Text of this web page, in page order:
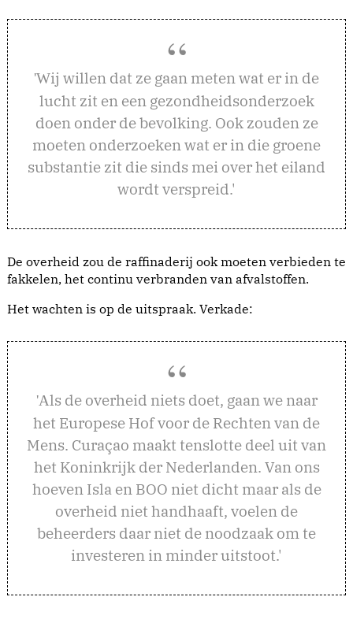
'Wij willen dat ze gaan meten wat er in de
lucht zit en een gezondheidsonderzoek
doen onder de bevolking. Ook zouden ze
moeten onderzoeken wat er in die groene
substantie zit die sinds mei over het eiland
wordt verspreid.'
De overheid zou de raffinaderij ook moeten verbieden te
fakkelen, het continu verbranden van afvalstoffen.
Het wachten is op de uitspraak. Verkade:
'Als de overheid niets doet, gaan we naar
het Europese Hof voor de Rechten van de
Mens. Curaçao maakt tenslotte deel uit van
het Koninkrijk der Nederlanden. Van ons
hoeven Isla en BOO niet dicht maar als de
overheid niet handhaaft, voelen de
beheerders daar niet de noodzaak om te
investeren in minder uitstoot.'